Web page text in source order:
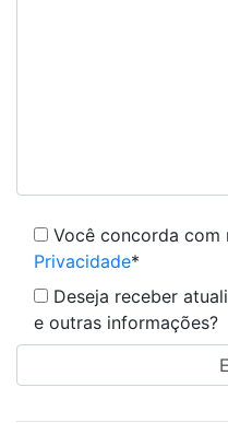
Você concorda com
Privacidade*
Deseja receber
e outras informações?